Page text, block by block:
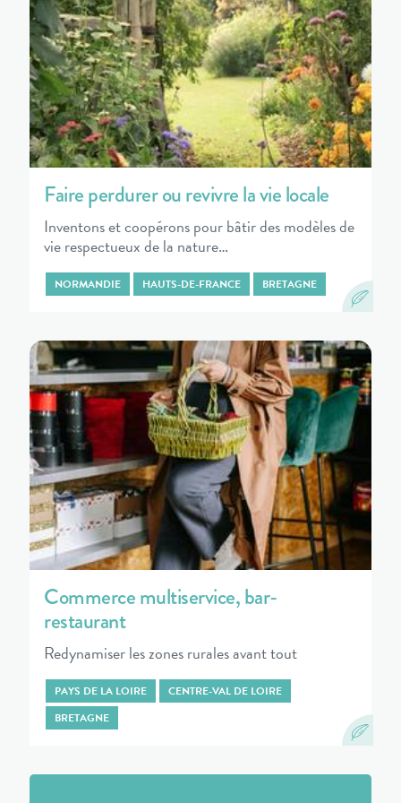
Faire perdurer ou revivre la vie locale
Inventons et coopérons pour bâtir des modèles de
vie respectueux de la nature…
NORMANDIE HAUTS-DE-FRANCE BRETAGNE
Commerce multiservice, bar-
restaurant
Redynamiser les zones rurales avant tout
PAYS DE LA LOIRE
CENTRE-VAL DE LOIRE
BRETAGNE